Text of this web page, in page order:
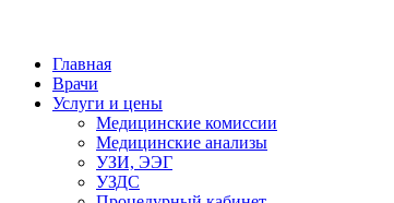
Главная
Врачи
Услуги и цены
Медицинские комиссии
Медицинские анализы
УЗИ, ЭЭГ
УЗДС